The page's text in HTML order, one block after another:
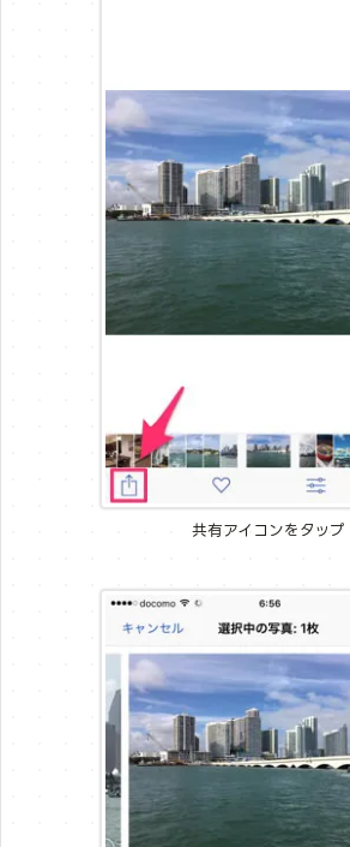
共有アイコンをタップ